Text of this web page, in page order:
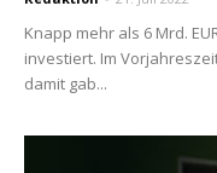
Knapp mehr als 6 Mrd.
investiert. Im
damit gab...